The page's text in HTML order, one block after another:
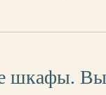
шкафы.